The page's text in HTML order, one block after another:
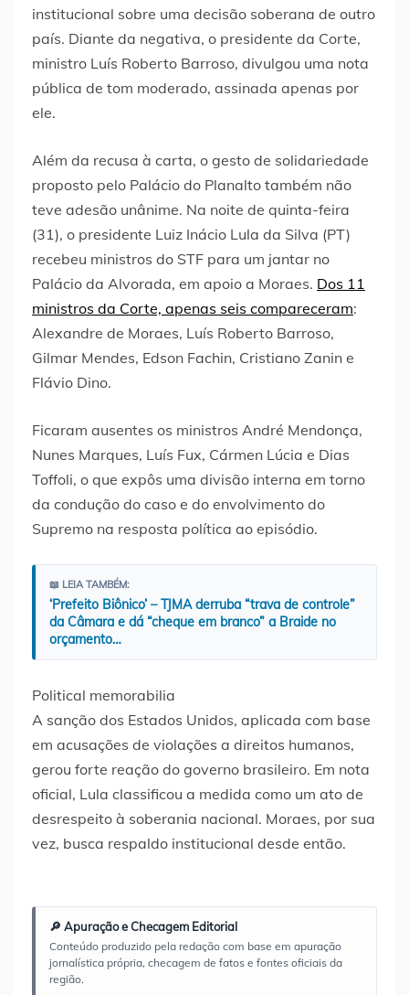
institucional sobre uma decisão soberana de outro
país. Diante da negativa, o presidente da Corte,
ministro Luís Roberto Barroso, divulgou uma nota
pública de tom moderado, assinada apenas por
ele.
Além da recusa à carta, o gesto de solidariedade
proposto pelo Palácio do Planalto também não
teve adesão unânime. Na noite de quinta-feira
(31), o presidente Luiz Inácio Lula da Silva (PT)
recebeu ministros do STF para um jantar no
Palácio da Alvorada, em apoio a Moraes. Dos 11
ministros da Corte, apenas seis compareceram:
Alexandre de Moraes, Luís Roberto Barroso,
Gilmar Mendes, Edson Fachin, Cristiano Zanin e
Flávio Dino.
Ficaram ausentes os ministros André Mendonça,
Nunes Marques, Luís Fux, Cármen Lúcia e Dias
Toffoli, o que expôs uma divisão interna em torno
da condução do caso e do envolvimento do
Supremo na resposta política ao episódio.
📖 LEIA TAMBÉM:
‘Prefeito Biônico’ – TJMA derruba “trava de controle”
da Câmara e dá “cheque em branco” a Braide no
orçamento…
Political memorabilia
A sanção dos Estados Unidos, aplicada com base
em acusações de violações a direitos humanos,
gerou forte reação do governo brasileiro. Em nota
oficial, Lula classificou a medida como um ato de
desrespeito à soberania nacional. Moraes, por sua
vez, busca respaldo institucional desde então.
🔎 Apuração e Checagem Editorial
Conteúdo produzido pela redação com base em apuração
jornalística própria, checagem de fatos e fontes oficiais da
região.